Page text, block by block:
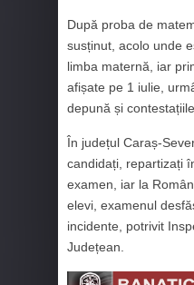
După proba de
susținut, acolo unde
limba maternă, iar
afișate pe 1 iulie,
depună și contestațiile.
În județul Caraș-
candidați, repartizați
examen, iar la
elevi, examenul
incidente, potrivit
Județean.